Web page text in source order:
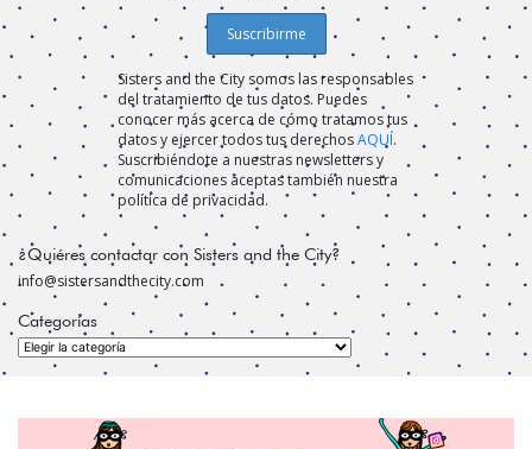
Sisters and the City somos las responsables
del tratamiento de tus datos. Puedes
conocer más acerca de cómo tratamos tus
datos y ejercer todos tus derechosAQUÍ.
Suscribiéndote a nuestras newsletters y
comunicaciones aceptas también nuestra
política de privacidad.
¿Quiéres contactar con Sisters and the City?
info@sistersandthecity.com
Categorías
Categorías